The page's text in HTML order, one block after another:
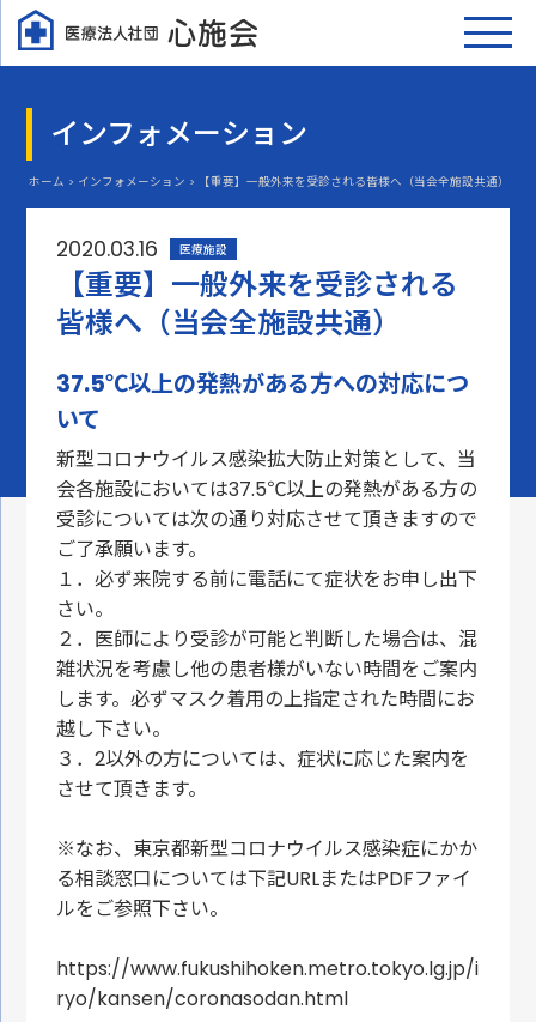
インフォメーション
ホーム > インフォメーション > 【重要】一般外来を受診される皆様へ（当会全施設共通）
2020.03.16 医療施設
【重要】一般外来を受診される
皆様へ（当会全施設共通）
37.5℃以上の発熱がある方への対応につ
いて
新型コロナウイルス感染拡大防止対策として、当
会各施設においては37.5℃以上の発熱がある方の
受診については次の通り対応させて頂きますので
ご了承願います。
１．必ず来院する前に電話にて症状をお申し出下
さい。
２．医師により受診が可能と判断した場合は、混
雑状況を考慮し他の患者様がいない時間をご案内
します。必ずマスク着用の上指定された時間にお
越し下さい。
３．2以外の方については、症状に応じた案内を
させて頂きます。
※なお、東京都新型コロナウイルス感染症にかか
る相談窓口については下記URLまたはPDFファイ
ルをご参照下さい。
https://www.fukushihoken.metro.tokyo.lg.jp/i
ryo/kansen/coronasodan.html